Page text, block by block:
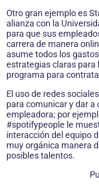
Otro gran ejemplo es
alianza con la
para que sus
carrera de manera
asume todos los
estrategias claras para
programa para
El uso de redes
para comunicar y dar a
empleadora; por
#spotifypeople le
interacción del equipo
muy orgánica manera
posibles talentos.